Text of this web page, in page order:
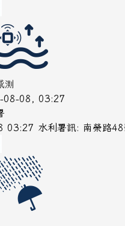
測
08-08, 03:27
03:27 水利署訊: 南榮路48